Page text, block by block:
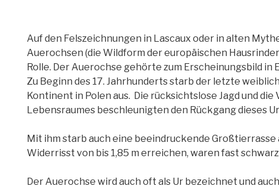
Auf den Felszeichnungen in Lascaux oder in alten
Auerochsen (die Wildform der europäischen
Rolle. Der Auerochse gehörte zum Erscheinungsbild in
Zu Beginn des 17. Jahrhunderts starb der letzte
Kontinent in Polen aus. Die rücksichtslose Jagd und
Lebensraumes beschleunigten den Rückgang dieses
Mit ihm starb auch eine beeindruckende
Widerrisst von bis 1,85 m erreichen, waren fast
Der Auerochse wird auch oft als Ur bezeichnet und